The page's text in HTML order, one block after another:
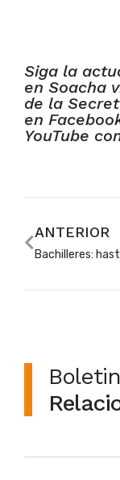
Siga la
en Soacha
de la
en
YouTube
ANTERIOR